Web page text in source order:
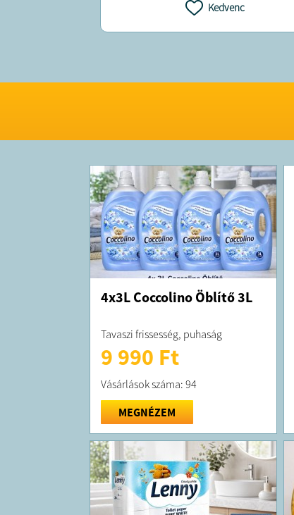
Kedvenc
4x3L Coccolino Öblítő 3L
Tavaszi frissesség, puhaság
9 990 Ft
Vásárlások száma: 94
MEGNÉZEM